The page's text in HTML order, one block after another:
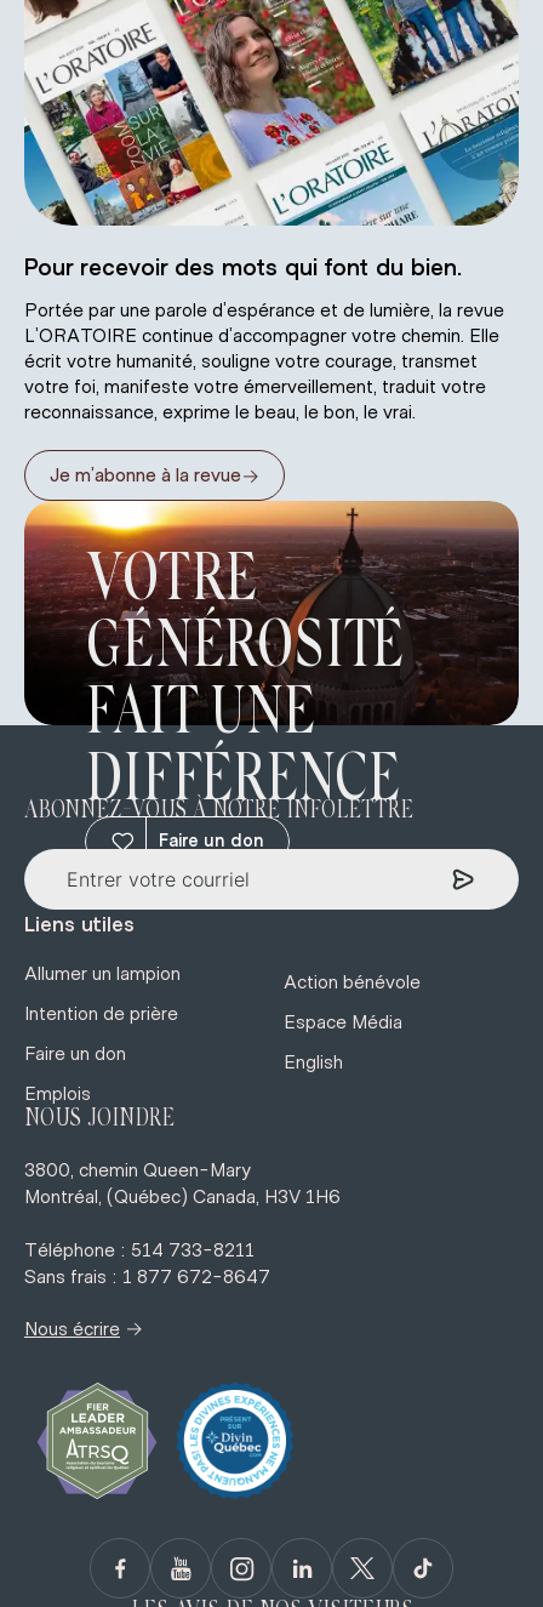
Pour recevoir des mots qui font du bien.
Portée par une parole d’espérance et de lumière, la revue
L’ORATOIRE continue d’accompagner votre chemin. Elle
écrit votre humanité, souligne votre courage, transmet
votre foi, manifeste votre émerveillement, traduit votre
reconnaissance, exprime le beau, le bon, le vrai.
Je m’abonne à la revue→
VOTRE
GÉNÉROSITÉ
FAIT UNE
DIFFÉRENCE
Faire un don
ABONNEZ-VOUS À NOTRE INFOLETTRE
Liens utiles
Allumer un lampion
Intention de prière
Faire un don
Emplois
Action bénévole
Espace Média
English
NOUS JOINDRE
3800, chemin Queen-Mary
Montréal, (Québec) Canada, H3V 1H6
Téléphone : 514 733-8211
Sans frais : 1 877 672-8647
Nous écrire →